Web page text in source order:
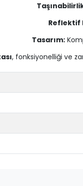
Reflektif
Tasarım:
, fonksiyonelliği ve